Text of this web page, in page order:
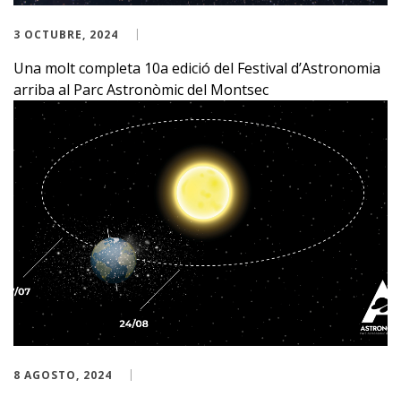
3 OCTUBRE, 2024
Una molt completa 10a edició del Festival d’Astronomia
arriba al Parc Astronòmic del Montsec
8 AGOSTO, 2024